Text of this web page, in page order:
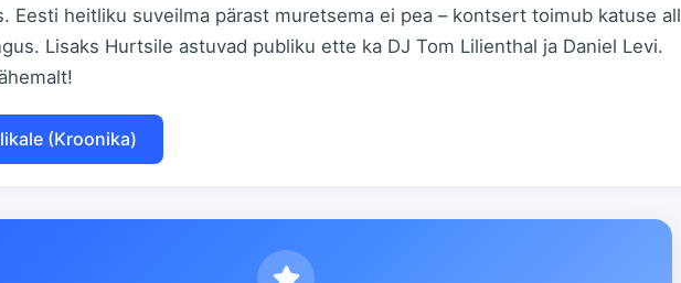
Eesti heitliku suveilma pärast muretsema ei pea – kontsert toimub katuse all
Lisaks Hurtsile astuvad publiku ette ka DJ Tom Lilienthal ja Daniel Levi.
(Kroonika)